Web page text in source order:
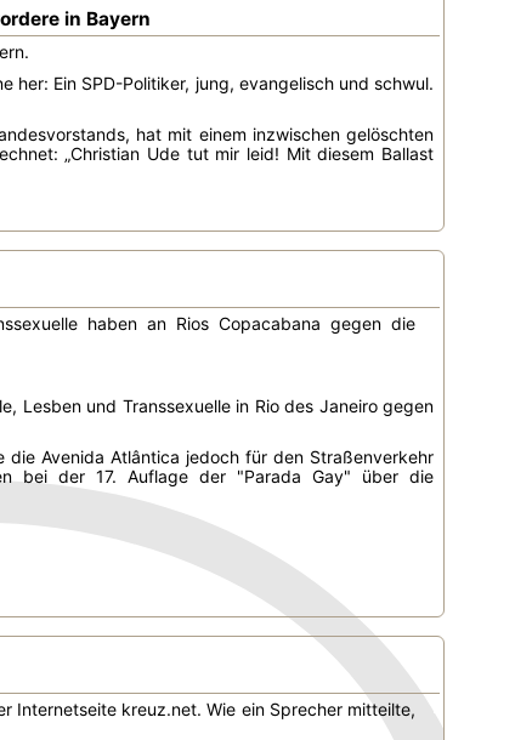
in Bayern
her: Ein SPD-Politiker, jung, evangelisch und schwul.
hat mit einem inzwischen gelöschten
„Christian Ude tut mir leid! Mit diesem Ballast
haben an Rios Copacabana gegen die
Lesben und Transsexuelle in Rio des Janeiro gegen
Avenida Atlântica jedoch für den Straßenverkehr
bei der 17. Auflage der "Parada Gay" über die
Internetseite kreuz.net. Wie ein Sprecher mitteilte,